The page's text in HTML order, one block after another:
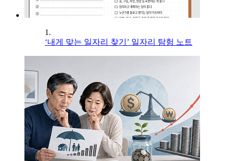
1.
‘내게 맞는 일자리 찾기’ 일자리 탐험 노트